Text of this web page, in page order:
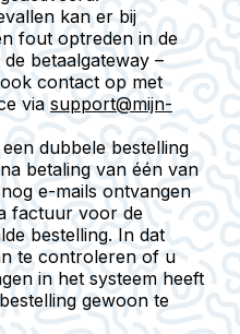
kan er bij
fout optreden in de
betaalgateway –
contact op met
via support@mijn-
dubbele bestelling
betaling van één van
e-mails ontvangen
factuur voor de
bestelling. In dat
te controleren of u
in het systeem heeft
gewoon te